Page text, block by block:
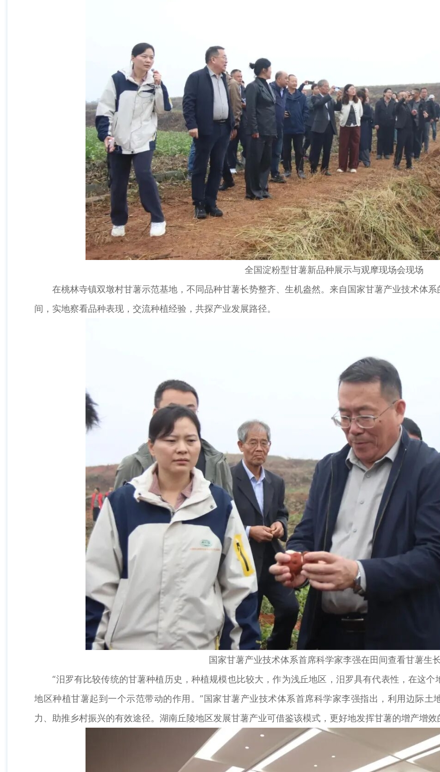
全国淀粉型甘薯新品种展示与观摩现场会现场
在桃林寺镇双墩村甘薯示范基地，不同品种甘薯长势整齐、生机盎然。来自国家甘薯产业技术体系
间，实地察看品种表现，交流种植经验，共探产业发展路径。
国家甘薯产业技术体系首席科学家李强在田间查看甘薯生
“汨罗有比较传统的甘薯种植历史，种植规模也比较大，作为浅丘地区，汨罗具有代表性，在这个
地区种植甘薯起到一个示范带动的作用。”国家甘薯产业技术体系首席科学家李强指出，利用边际土
力、助推乡村振兴的有效途径。湖南丘陵地区发展甘薯产业可借鉴该模式，更好地发挥甘薯的增产增效